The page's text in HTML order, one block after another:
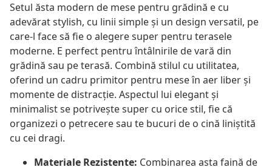
Setul ăsta modern de mese pentru grădină e cu
adevărat stylish, cu linii simple și un design versatil, pe
care-l face să fie o alegere super pentru terasele
moderne. E perfect pentru întâlnirile de vară din
grădină sau pe terasă. Combină stilul cu utilitatea,
oferind un cadru primitor pentru mese în aer liber și
momente de distracție. Aspectul lui elegant și
minimalist se potrivește super cu orice stil, fie că
organizezi o petrecere sau te bucuri de o cină liniștită
cu cei dragi.
Materiale Rezistente: Combinarea asta faină de